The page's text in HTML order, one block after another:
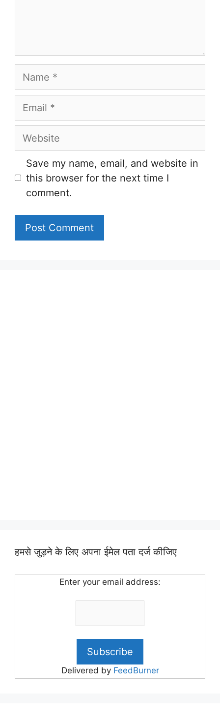
Name
Email
Website
Save my name, email, and website in
this browser for the next time I
comment.
हमसे जुड़ने के लिए अपना ईमेल पता दर्ज कीजिए
Enter your email address:
Delivered by FeedBurner